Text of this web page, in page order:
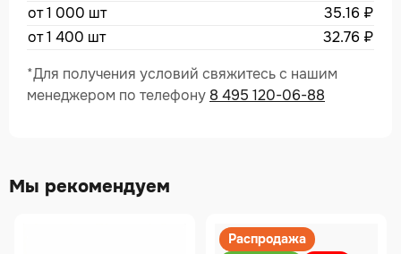
от 1 000 шт
35.16 ₽
от 1 400 шт
32.76 ₽
*Для получения условий свяжитесь с нашим
менеджером по телефону 8 495 120-06-88
Мы рекомендуем
Распродажа